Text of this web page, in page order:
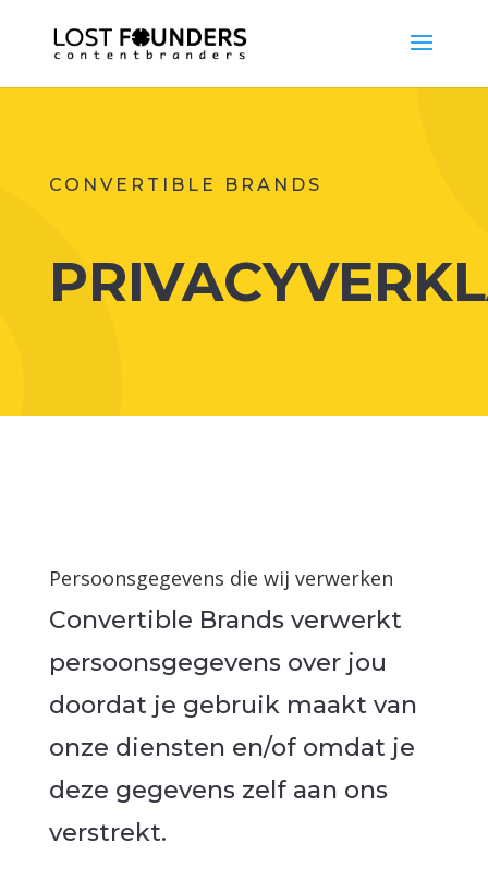
CONVERTIBLE BRANDS
Persoonsgegevens die wij verwerken
Convertible Brands verwerkt
persoonsgegevens over jou
doordat je gebruik maakt van
onze diensten en/of omdat je
deze gegevens zelf aan ons
verstrekt.